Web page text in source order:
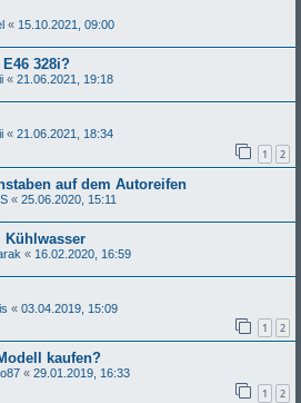
« 15.10.2021, 09:00
328i?
« 21.06.2021, 19:18
« 21.06.2021, 18:34
1 2
auf dem Autoreifen
« 25.06.2020, 15:11
Kühlwasser
« 16.02.2020, 16:59
« 03.04.2019, 15:09
1 2
kaufen?
« 29.01.2019, 16:33
1 2